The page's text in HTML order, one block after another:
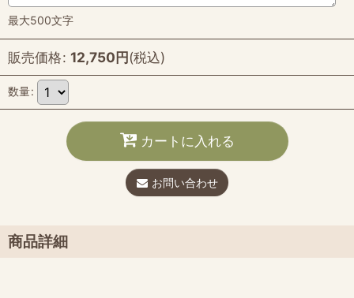
最大500文字
販売価格: 12,750円(税込)
数量:
カートに入れる
お問い合わせ
商品詳細